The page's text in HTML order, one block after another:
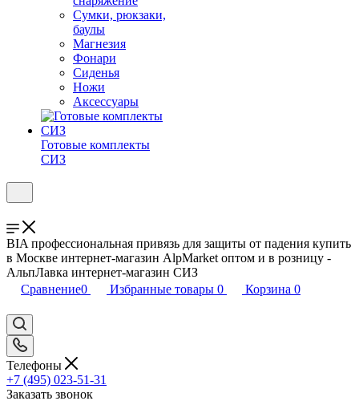
Сумки, рюкзаки,
баулы
Магнезия
Фонари
Сиденья
Ножи
Аксессуары
Готовые комплекты
СИЗ
BIA профессиональная привязь для защиты от падения купить
в Москве интернет-магазин AlpMarket оптом и в розницу -
АльпЛавка интернет-магазин СИЗ
Сравнение0 Избранные товары 0 Корзина 0
Телефоны
+7 (495) 023-51-31
Заказать звонок